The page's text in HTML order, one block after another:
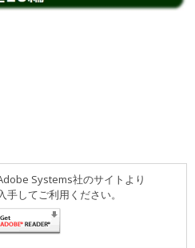
Systems社のサイトより
してご利用ください。